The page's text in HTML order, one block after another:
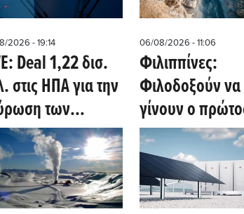
2026 - 19:14
Deal 1,22 δισ.
των
αιολικών
τη μεταφορά των
σε έργα
06/08/2026 - 11:06
Φιλιππίνες:
Φιλοδοξούν να
γίνουν ο
παγκόσμιος
γεωλογικού
υδρογόνου